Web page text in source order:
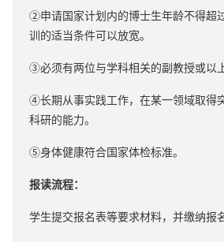
②申请国家计划内的博士生年龄不得超
训的适当条件可以放宽。
③必须有两位与学科相关的副教授或以上
④长期从事实践工作，在某一领域取得
科研的能力。
⑤身体健康符合国家体检标准。
报读流程：
学生提交报名表等要求材料，并缴纳报